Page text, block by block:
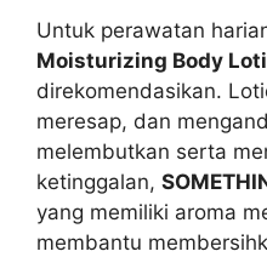
Untuk perawatan
Moisturizing Body
direkomendasikan.
meresap, dan
melembutkan serta
ketinggalan,
yang memiliki aroma
membantu